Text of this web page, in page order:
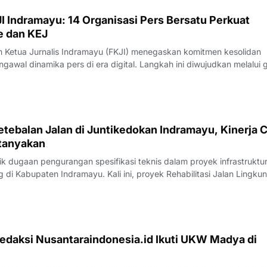
Indramayu: 14 Organisasi Pers Bersatu Perkuat
dan KEJ
Ketua Jurnalis Indramayu (FKJI) menegaskan komitmen kesolidan
dinamika pers di era digital. Langkah ini diwujudkan melalui
bertempat di Rumah Makan Payoe, Jalan Olahraga, Indramayu,
Jalan di Juntikedokan Indramayu, Kinerja
dugaan pengurangan spesifikasi teknis dalam proyek
di Kabupaten Indramayu. Kali ini, proyek Rehabilitasi Jalan
Kecamatan Juntinyuat, berada di bawah sorotan tajam lantaran
Nusantaraindonesia.id Ikuti UKW Madya di